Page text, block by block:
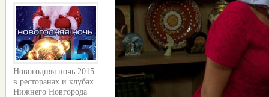
Новогодняя ночь 2015
в ресторанах и клубах
Нижнего Новгорода